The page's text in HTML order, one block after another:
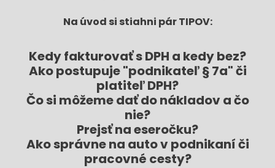
Na úvod si stiahni pár TIPOV:
Kedy fakturovať s DPH a kedy bez?
Ako postupuje "podnikateľ § 7a" či
platiteľ DPH?
Čo si môžeme dať do nákladov a čo
nie?
Prejsť na eseročku?
Ako správne na auto v podnikaní či
pracovné cesty?